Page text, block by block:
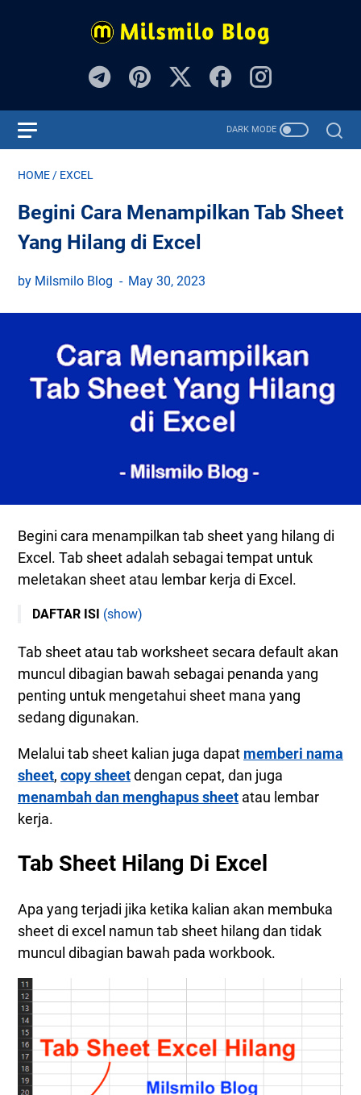
HOME / EXCEL
Begini Cara Menampilkan Tab Sheet
Yang Hilang di Excel
by Milsmilo Blog May 30, 2023
Begini cara menampilkan tab sheet yang hilang di
Excel. Tab sheet adalah sebagai tempat untuk
meletakan sheet atau lembar kerja di Excel.
DAFTAR ISI (show)
Cara Memunculkan Tab Sheet Yang Hilang Di Excel
1. Tab Sheet Tersembunyi Oleh Jendela Lain
3. Mengatur Horizontal Scroolbar Excel
4. Menampilkan Tab Sheet Pada View
Tab sheet atau tab worksheet secara default akan
muncul dibagian bawah sebagai penanda yang
penting untuk mengetahui sheet mana yang
sedang digunakan.
Melalui tab sheet kalian juga dapat memberi nama
sheet, copy sheetdengan cepat, dan juga
menambah dan menghapus sheet atau lembar
kerja.
Tab Sheet Hilang Di Excel
Apa yang terjadi jika ketika kalian akan membuka
sheet di excel namun tab sheet hilang dan tidak
muncul dibagian bawah pada workbook.